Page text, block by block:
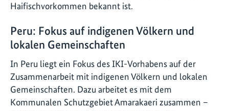
Haifischvorkommen bekannt ist.
Peru: Fokus auf indigenen Völkern und
lokalen Gemeinschaften
In Peru liegt ein Fokus des IKI-Vorhabens auf der
Zusammenarbeit mit indigenen Völkern und lokalen
Gemeinschaften. Dazu arbeitet es mit dem
Kommunalen Schutzgebiet Amarakaeri zusammen –